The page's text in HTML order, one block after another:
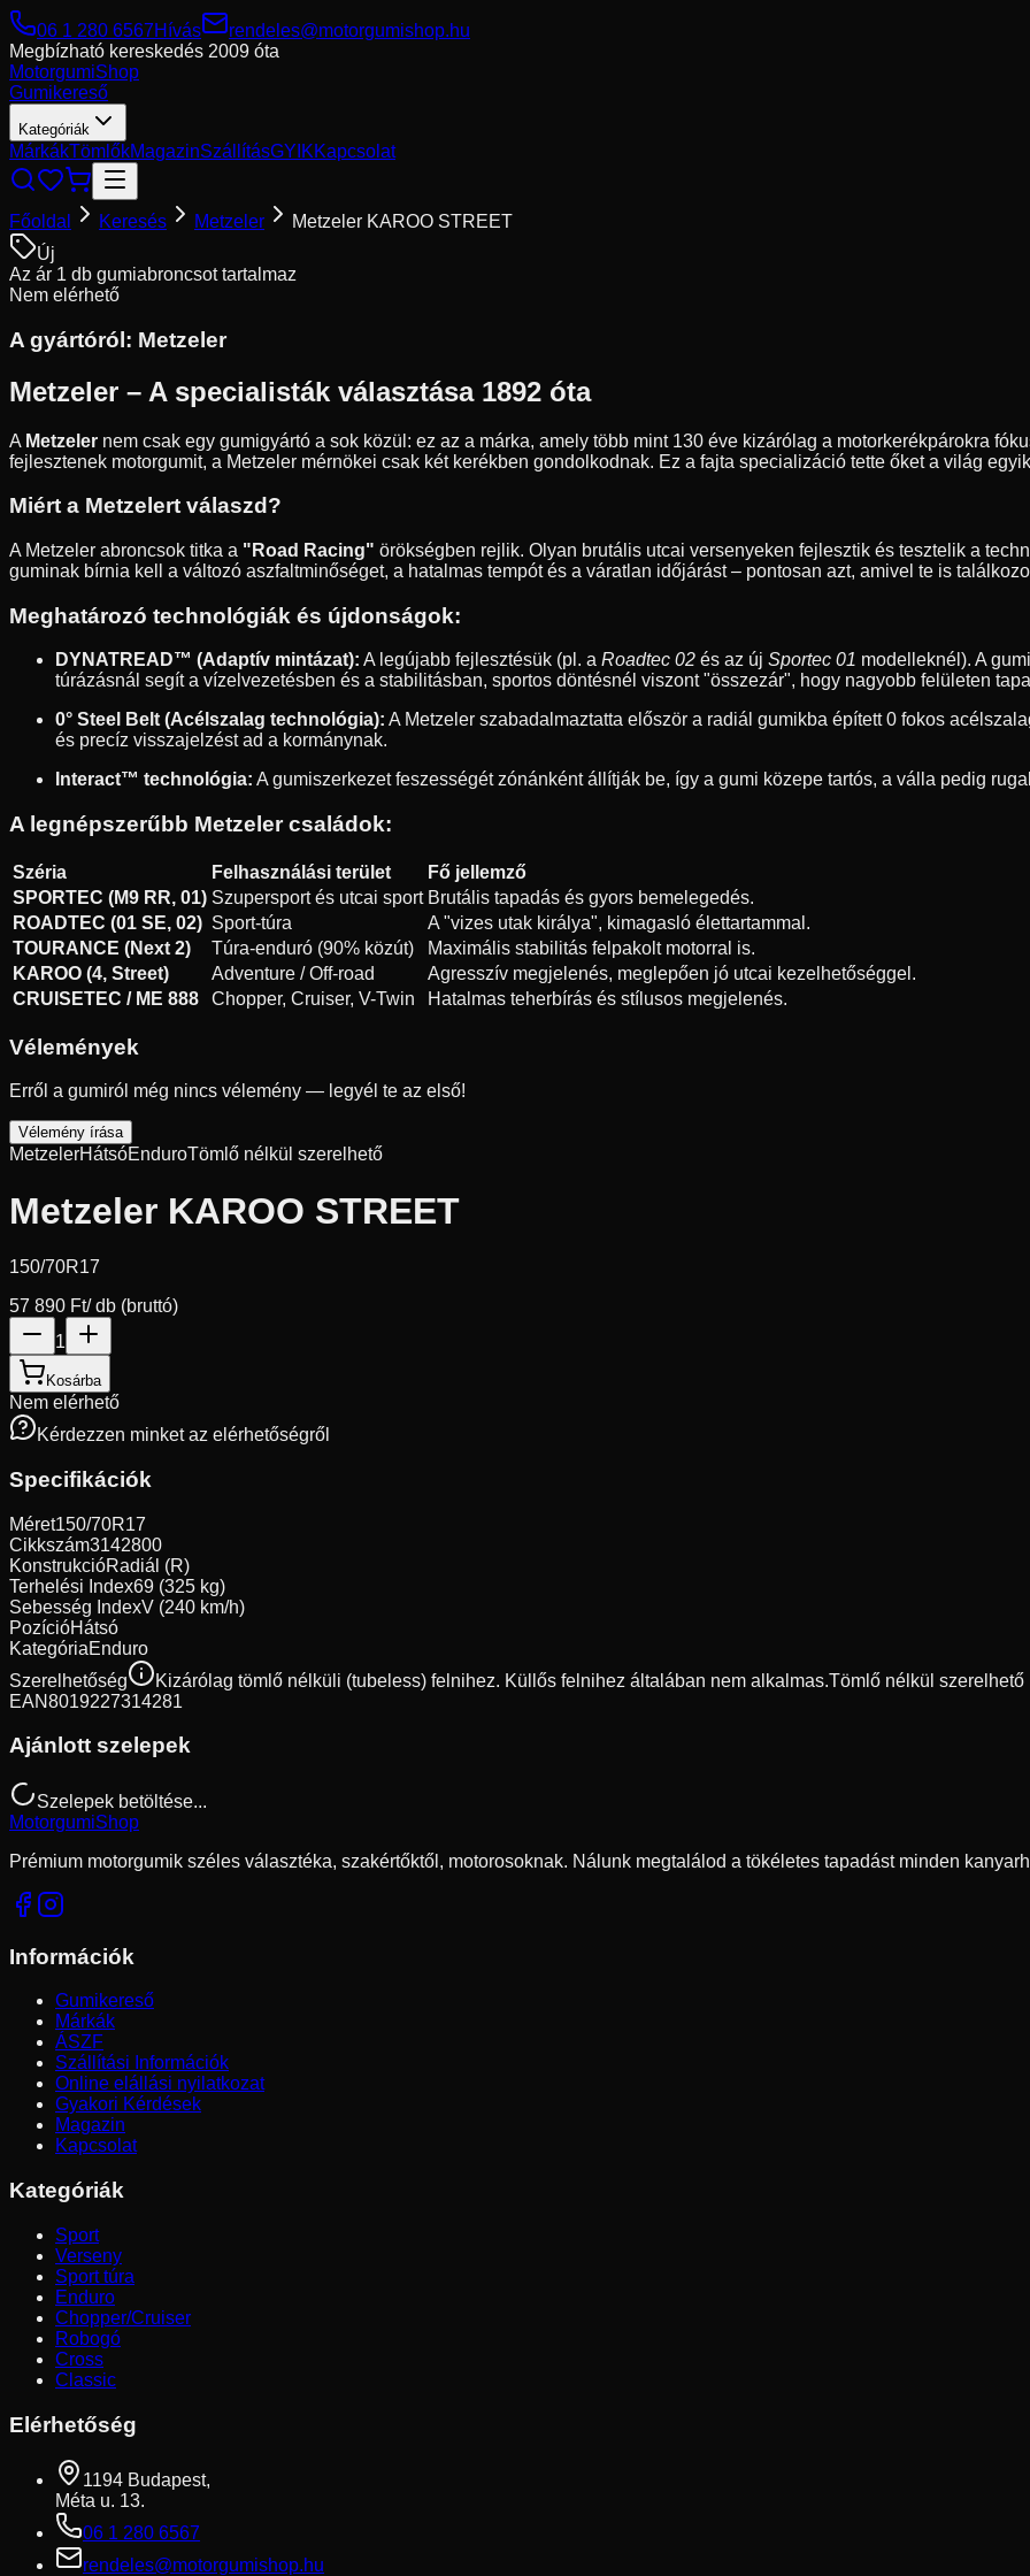
06 1 280 6567Hívás
rendeles@motorgumishop.hu
Megbízható kereskedés 2009 óta
MotorgumiShop
Gumikereső
Kategóriák
MárkákTömlőkMagazinSzállításGYIKKapcsolat
Főoldal Keresés Metzeler
Metzeler KAROO STREET
Új
Az ár 1 db gumiabroncsot tartalmaz
Nem elérhető
A gyártóról: Metzeler
Metzeler – A specialisták választása 1892 óta
A Metzeler nem csak egy gumigyártó a sok közül: ez az a márka, amely több mint 130 éve kizárólag a motorkerékpárokra
fejlesztenek motorgumit, a Metzeler mérnökei csak két kerékben gondolkodnak. Ez a fajta specializáció tette őket a világ
Miért a Metzelert válaszd?
A Metzeler abroncsok titka a "Road Racing" örökségben rejlik. Olyan brutális utcai versenyeken fejlesztik és tesztelik a
guminak bírnia kell a változó aszfaltminőséget, a hatalmas tempót és a váratlan időjárást – pontosan azt, amivel te is
Meghatározó technológiák és újdonságok:
DYNATREAD™ (Adaptív mintázat): A legújabb fejlesztésük (pl. a Roadtec 02 és az új Sportec 01 modelleknél). A
túrázásnál segít a vízelvezetésben és a stabilitásban, sportos döntésnél viszont "összezár", hogy nagyobb felületen
0° Steel Belt (Acélszalag technológia): A Metzeler szabadalmaztatta először a radiál gumikba épített 0 fokos
és precíz visszajelzést ad a kormánynak.
Interact™ technológia: A gumiszerkezet feszességét zónánként állítják be, így a gumi közepe tartós, a válla pedig
A legnépszerűbb Metzeler családok:
Széria Felhasználási terület
Fő jellemző
SPORTEC (M9 RR, 01) Szupersport és utcai sport Brutális tapadás és gyors bemelegedés.
ROADTEC (01 SE, 02) Sport-túra
A "vizes utak királya", kimagasló élettartammal.
TOURANCE (Next 2)
Túra-enduró (90% közút)
Maximális stabilitás felpakolt motorral is.
KAROO (4, Street)
Adventure / Off-road
Agresszív megjelenés, meglepően jó utcai kezelhetőséggel.
CRUISETEC / ME 888
Chopper, Cruiser, V-Twin Hatalmas teherbírás és stílusos megjelenés.
Vélemények
Erről a gumiról még nincs vélemény — legyél te az első!
Vélemény írása
MetzelerHátsóEnduroTömlő nélkül szerelhető
Metzeler KAROO STREET
150/70R17
57 890 Ft/ db (bruttó)
1
Kosárba
Nem elérhető
Kérdezzen minket az elérhetőségről
Specifikációk
Méret150/70R17
Cikkszám3142800
KonstrukcióRadiál (R)
Terhelési Index69 (325 kg)
Sebesség IndexV (240 km/h)
PozícióHátsó
KategóriaEnduro
Szerelhetőség
Kizárólag tömlő nélküli (tubeless) felnihez. Küllős felnihez általában nem alkalmas.Tömlő nélkül szerelhető
EAN8019227314281
Ajánlott szelepek
Szelepek betöltése...
MotorgumiShop
Prémium motorgumik széles választéka, szakértőktől, motorosoknak. Nálunk megtalálod a tökéletes tapadást minden
Információk
Gumikereső
Márkák
ÁSZF
Szállítási Információk
Online elállási nyilatkozat
Gyakori Kérdések
Magazin
Kapcsolat
Kategóriák
Sport
Verseny
Sport túra
Enduro
Chopper/Cruiser
Robogó
Cross
Classic
Elérhetőség
1194 Budapest,
Méta u. 13.
06 1 280 6567
rendeles@motorgumishop.hu